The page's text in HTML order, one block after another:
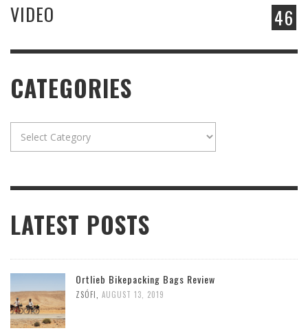
46
VIDEO
CATEGORIES
LATEST POSTS
Ortlieb Bikepacking Bags Review
ZSÓFI, AUGUST 13, 2019